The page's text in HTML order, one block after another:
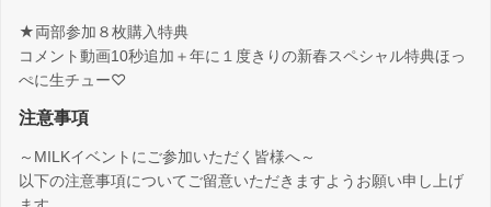
★両部参加８枚購入特典
コメント動画10秒追加＋年に１度きりの新春スペシャル特典ほっ
ぺに生チュー♡
注意事項
～MILKイベントにご参加いただく皆様へ～
以下の注意事項についてご留意いただきますようお願い申し上げ